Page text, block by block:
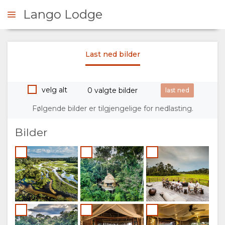
OVERSIKT
FASILITETER
DOKUMENTER
GALLERI
BILDER
VIDEOER
Lango Lodge
Last ned bilder
velg alt 0 valgte bilder
Følgende bilder er tilgjengelige for nedlasting.
Bilder